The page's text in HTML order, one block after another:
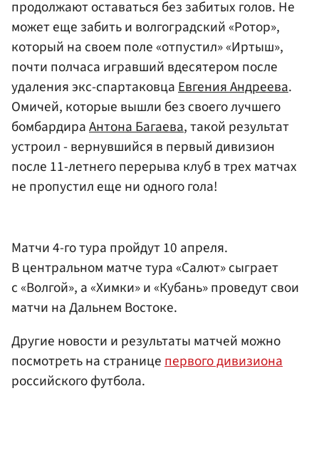
продолжают оставаться без забитых голов. Не
может еще забить и волгоградский «Ротор»,
который на своем поле «отпустил» «Иртыш»,
почти полчаса игравший вдесятером после
удаления экс-спартаковцаЕвгения Андреева.
Омичей, которые вышли без своего лучшего
бомбардираАнтона Багаева, такой результат
устроил - вернувшийся в первый дивизион
после 11-летнего перерыва клуб в трех матчах
не пропустил еще ни одного гола!
Матчи 4-го тура пройдут 10 апреля.
В центральном матче тура «Салют» сыграет
с «Волгой», а «Химки» и «Кубань» проведут свои
матчи на Дальнем Востоке.
Другие новости и результаты матчей можно
посмотреть на страницепервого дивизиона
российского футбола.